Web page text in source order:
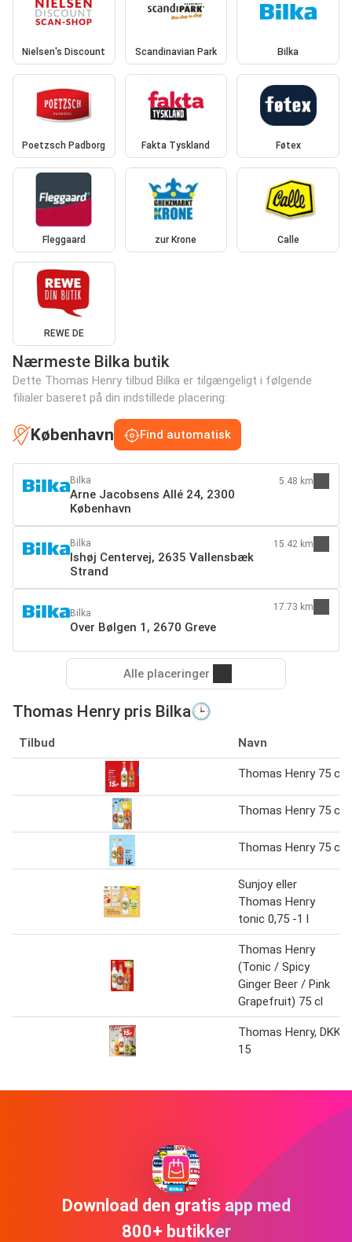
Nielsen's Discount Scandinavian Park Bilka
Poetzsch Padborg Fakta Tyskland Føtex
Fleggaard zur Krone Calle
REWE DE
Nærmeste Bilka butik
Dette Thomas Henry tilbud Bilka er tilgængeligt i følgende
filialer baseret på din indstillede placering:
København Find automatisk
Bilka
Arne Jacobsens Allé 24, 2300
København
5.48 km
Bilka
Ishøj Centervej, 2635 Vallensbæk
Strand
15.42 km
Bilka
Over Bølgen 1, 2670 Greve
17.73 km
Alle placeringer
Thomas Henry pris Bilka🕒
Tilbud Navn
Thomas Henry 75 cl
Thomas Henry 75 cl
Thomas Henry 75 cl
Sunjoy eller
Thomas Henry
tonic 0,75 -1 l
Thomas Henry
(Tonic / Spicy
Ginger Beer / Pink
Grapefruit) 75 cl
Thomas Henry, DKK
15
Download den gratis app med
800+ butikker